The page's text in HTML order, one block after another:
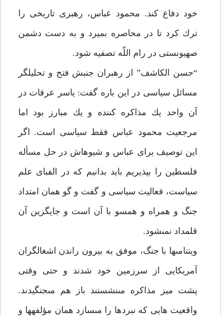
خود دفاع كند. محمود عباس، رهبرى تاريخى را
ترك كرد تا در محاصره بميرد و به دست دشمن
صهيونستى در رام اللّه تصفيه شود.
“حسن الكاشف” از رهبران جنبش فتح و تحليلگر
مسائل سياسى در اين باره گفت: ياسر عرفات در
آن واحد يك مذاكره كننده و يك مبارز بود اما
مرجعيت محمود عباس فقط سياسى است. اگر
اين توصيف براى عباس و شيوه‏اش در حل مسأله
فلسطين را بپذيريم بايد بدانيم كه در الفباى علم
سياست، فعاليت سياسى و گفت و گو همان امتداد
جنگ و همراه و همسو با آن است و جايگزين آن
قلمداد نمى‏شود.
ويتنامى‏ها با جنگ، موفق به بيرون راندن اشغالگران
آمريكايى از سرزمين خود شدند و حتى وقتى
پشت ميز مذاكره مى‏نشستند باز هم مى‏جنگيدند.
واقعيت هايى كه نبردها را مى‏سازد همان مؤلفه‏ها و